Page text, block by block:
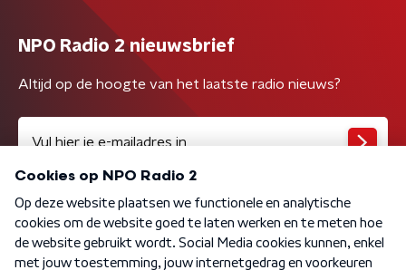
NPO Radio 2 nieuwsbrief
Altijd op de hoogte van het laatste radio nieuws?
Algemene voorwaarden